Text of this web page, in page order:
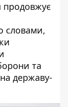
продовжує
словами,
та
державу-